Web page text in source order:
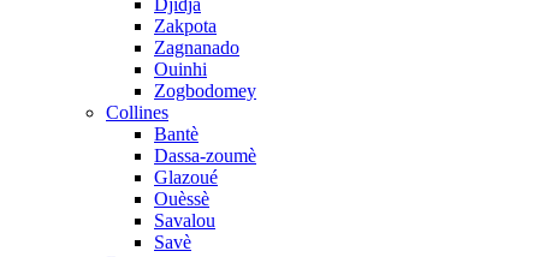
Zakpota
Zagnanado
Ouinhi
Zogbodomey
Collines
Bantè
Dassa-zoumè
Glazoué
Ouèssè
Savalou
Savè